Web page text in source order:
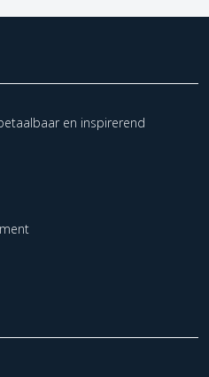
en inspirerend